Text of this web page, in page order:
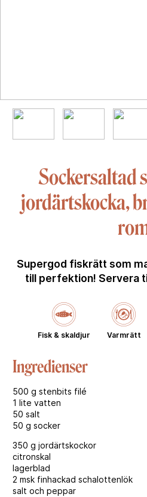
Sockersaltad
jordärtskocka,
Supergod fiskrätt som
till perfektion! Servera
Fisk & skaldjur Varmrätt
Ingredienser
500 g stenbits filé
1 lite vatten
50 salt
50 g socker
350 g jordärtskockor
citronskal
lagerblad
2 msk finhackad schalottenlök
salt och peppar